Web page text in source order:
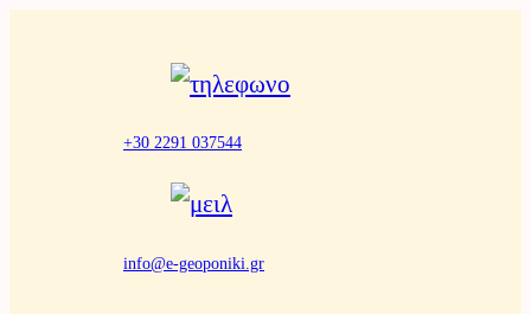
+30 2291 037544
info@e-geoponiki.gr